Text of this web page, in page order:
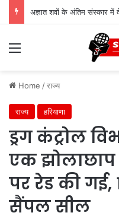
Menu
Home /राज्य
राज्य हरियाणा
ड्रग कंट्रोल
एक झोलाछाप
पर रेड की गई,
सैंपल सील